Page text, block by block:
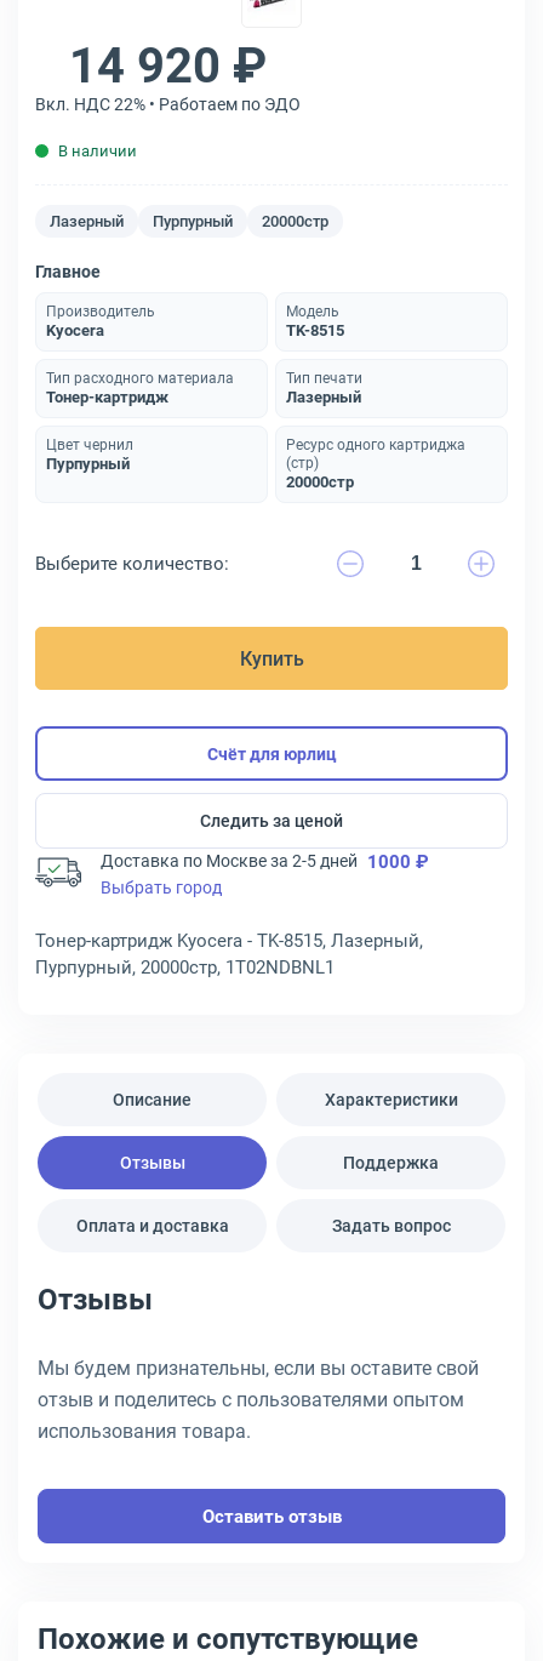
14 920 ₽
Вкл. НДС 22% • Работаем по ЭДО
В наличии
Лазерный Пурпурный 20000стр
Главное
Производитель
Kyocera
Модель
TK-8515
Тип расходного материала
Тонер-картридж
Тип печати
Лазерный
Цвет чернил
Пурпурный
Ресурс одного картриджа
(стр)
20000стр
Выберите количество:
Купить
Счёт для юрлиц
Следить за ценой
Доставка по Москве за 2-5 дней 1000 ₽
Выбрать город
Тонер-картридж Kyocera - TK-8515, Лазерный,
Пурпурный, 20000стр, 1T02NDBNL1
Описание Характеристики
Отзывы Поддержка
Оплата и доставка Задать вопрос
Отзывы
Мы будем признательны, если вы оставите свой
отзыв и поделитесь с пользователями опытом
использования товара.
Оставить отзыв
Похожие и сопутствующие